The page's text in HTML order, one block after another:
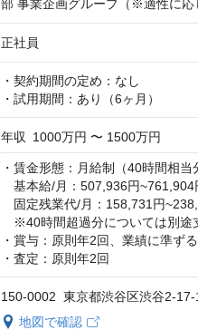
部 事業企画グループ（※適性に応
正社員
・契約期間の定め：なし
・試用期間：あり（6ヶ月）
年収 1000万円 〜 1500万円
・賃金形態：月給制（40時間相当
基本給/月：507,936円~761,904
固定残業代/月：158,731円
※40時間超過分については別途
・賞与：原則年2回、業績に準ずる
・査定：原則年2回
150-0002 東京都渋谷区渋谷2-17-
地図で確認